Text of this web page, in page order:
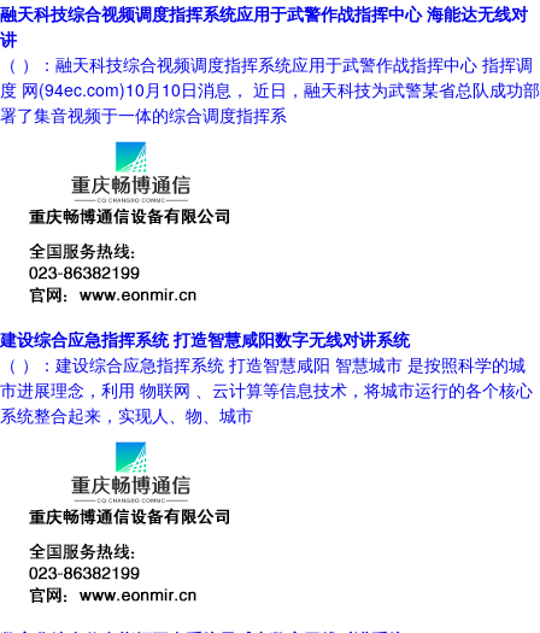
融天科技综合视频调度指挥系统应用于武警作战指挥中心 海能达无线对
讲
（ ）：融天科技综合视频调度指挥系统应用于武警作战指挥中心 指挥调
度 网(94ec.com)10月10日消息， 近日，融天科技为武警某省总队成功部
署了集音视频于一体的综合调度指挥系
建设综合应急指挥系统 打造智慧咸阳数字无线对讲系统
（ ）：建设综合应急指挥系统 打造智慧咸阳 智慧城市 是按照科学的城
市进展理念，利用 物联网 、云计算等信息技术，将城市运行的各个核心
系统整合起来，实现人、物、城市